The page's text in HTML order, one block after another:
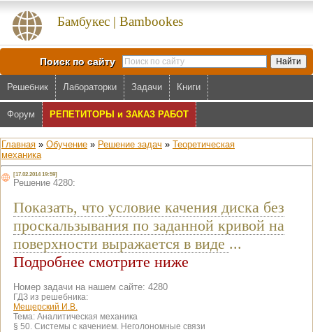
Бамбукес | Bambookes
Поиск по сайту
Решебник Лабораторки Задачи Книги
Форум РЕПЕТИТОРЫ и ЗАКАЗ РАБОТ
Главная » Обучение » Решение задач » Теоретическая
механика
[17.02.2014 19:59]
Решение 4280:
Показать, что условие качения диска без
проскальзывания по заданной кривой на
поверхности выражается в виде ...
Подробнее смотрите ниже
Номер задачи на нашем сайте: 4280
ГДЗ из решебника:
Мещерский И.В.
Тема: Аналитическая механика
§ 50. Системы с качением. Неголономные связи